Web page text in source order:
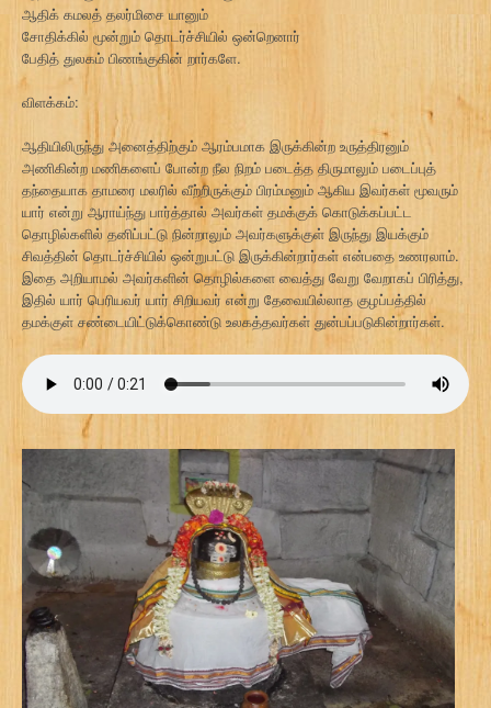
ஆதிக் கமலத் தலர்மிசை யானும்
சோதிக்கில் மூன்றும் தொடர்ச்சியில் ஒன்றெனார்
பேதித் துலகம் பிணங்குகின் றார்களே.
விளக்கம்:
ஆதியிலிருந்து அனைத்திற்கும் ஆரம்பமாக இருக்கின்ற உருத்திரனும்
அணிகின்ற மணிகளைப் போன்ற நீல நிறம் படைத்த திருமாலும் படைப்புத்
தந்தையாக தாமரை மலரில் வீற்றிருக்கும் பிரம்மனும் ஆகிய இவர்கள் மூவரும்
யார் என்று ஆராய்ந்து பார்த்தால் அவர்கள் தமக்குக் கொடுக்கப்பட்ட
தொழில்களில் தனிப்பட்டு நின்றாலும் அவர்களுக்குள் இருந்து இயக்கும்
சிவத்தின் தொடர்ச்சியில் ஒன்றுபட்டு இருக்கின்றார்கள் என்பதை உணரலாம்.
இதை அறியாமல் அவர்களின் தொழில்களை வைத்து வேறு வேறாகப் பிரித்து,
இதில் யார் பெரியவர் யார் சிறியவர் என்று தேவையில்லாத குழப்பத்தில்
தமக்குள் சண்டையிட்டுக்கொண்டு உலகத்தவர்கள் துன்பப்படுகின்றார்கள்.